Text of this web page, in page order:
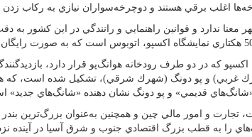
اغلب برقي هستند و ‌دوچرخه‌سواران نيازي به ركاب زدن
معنا ندارد و قوانين راهنمايي و رانندگي در اين كشور
كه در دو طرف رودخانه هوانگ‌پو قرار دارد،
غربي) و پو دونگ (شهرك شرقي)، تشكيل شده است، كه هر
قديمي» و پو دونگ نشان دهنده «شانگ‌هاي جديد»
تجارت و امور مالي چين و همچنين به‌عنوان بزرگ‌ترين
را به قطب بزرگ اقتصادي جنوب و شرق آسيا در آينده